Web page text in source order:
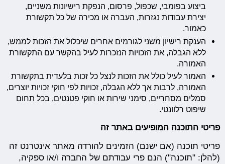
ביצוע בפומבי, שכפול, פרסום, הנפקת רישיונות משניים,
יצירת עבודות נגזרות, העברה או מכירה של כל תקשורת
כאמור.
הענקת רישיון משני לגורמים אחרים שיכלול את הזכות לממש,
ללא הגבלה, את הזכויות הנזכרות לעיל בהקשר עם התקשורת
האמורה.
האמור לעיל כולל את הזכות לנצל כל זכות בלעדית בתקשורת
האמורה, לרבות אך ללא הגבלה, זכויות לפי חוקי זכויות יוצרים,
סמלים מסחריים, סימני שירות או חוקי פטנטים, בכל תחום
שיפוט רלוונטי.
פריטי התוכנה המופיעים באתר זה
פריטי תוכנה (אם ישנם) הזמינים להורדה מאתר אינטרנט זה
(להלן: "תוכנה") הנם פרי עבודתם של החברה ו/או ספקיה,